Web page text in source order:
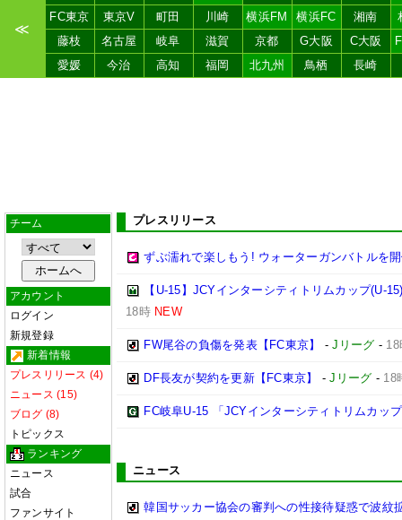
≪
FC東京
東京V 町田 川崎 横浜FM 横浜FC 湘南
藤枝
名古屋 岐阜 滋賀 京都 G大阪 C大阪
愛媛
今治 高知 福岡 北九州 鳥栖 長崎
チーム
アカウント
ログイン
新規登録
新着情報
プレスリリース (4)
ニュース (15)
ブログ (8)
トピックス
ランキング
ニュース
試合
ファンサイト
プレスリリース
ずぶ濡れで楽しもう! ウォーターガンバトルを
【U-15】JCYインターシティトリムカップ(U-
18時 NEW
FW尾谷の負傷を発表【FC東京】 -Jリーグ - 18
DF長友が契約を更新【FC東京】 -Jリーグ - 18
FC岐阜U-15 「JCYインターシティトリムカッ
ニュース
韓国サッカー協会の審判への性接待疑惑で波紋